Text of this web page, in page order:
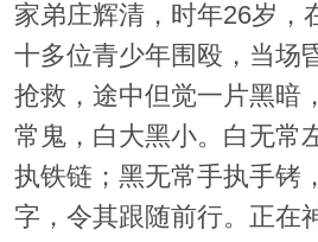
家弟庄辉清，时年26岁，
十多位青少年围殴，当场
抢救，途中但觉一片黑暗
常鬼，白大黑小。白无常
执铁链；黑无常手执手铐
字，令其跟随前行。正在